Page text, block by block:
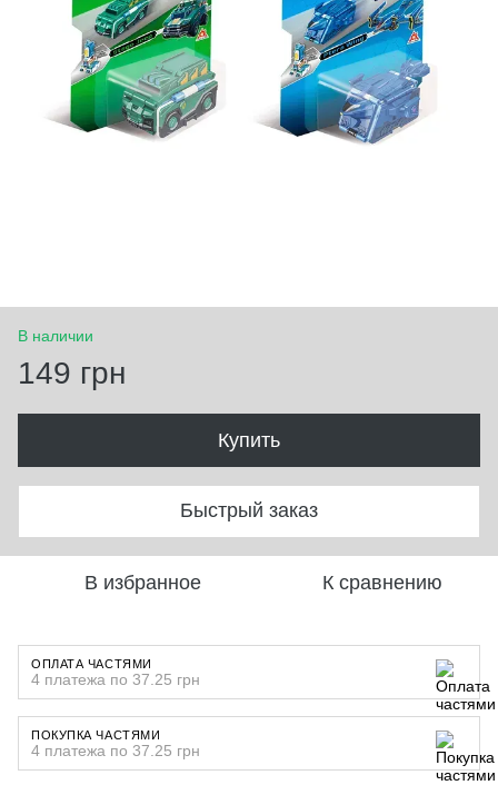
В наличии
149 грн
Купить
Быстрый заказ
В избранное К сравнению
ОПЛАТА ЧАСТЯМИ
4 платежа по 37.25 грн
ПОКУПКА ЧАСТЯМИ
4 платежа по 37.25 грн